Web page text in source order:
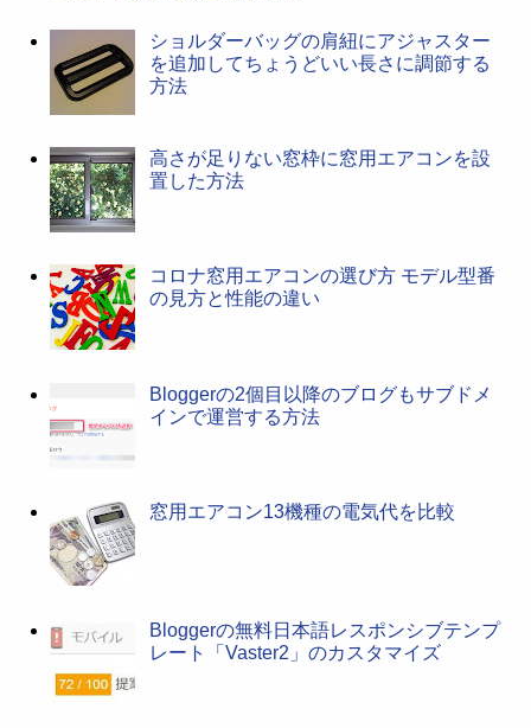
ショルダーバッグの肩紐にアジャスター
を追加してちょうどいい長さに調節する
方法
高さが足りない窓枠に窓用エアコンを設
置した方法
コロナ窓用エアコンの選び方 モデル型番
の見方と性能の違い
Bloggerの2個目以降のブログもサブドメ
インで運営する方法
窓用エアコン13機種の電気代を比較
Bloggerの無料日本語レスポンシブテンプ
レート「Vaster2」のカスタマイズ